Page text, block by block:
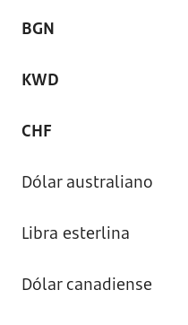
BGN
KWD
CHF
Dólar australiano
Libra esterlina
Dólar canadiense